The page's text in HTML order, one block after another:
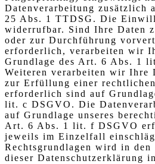
Datenverarbeitung zusätzlich
25 Abs. 1 TTDSG. Die
widerrufbar. Sind Ihre Daten
oder zur Durchführung
erforderlich, verarbeiten wir
Grundlage des Art. 6 Abs. 1
Weiteren verarbeiten wir Ihre
zur Erfüllung einer
erforderlich sind auf
lit. c DSGVO. Die
auf Grundlage unseres
Art. 6 Abs. 1 lit. f DSGVO
jeweils im Einzelfall
Rechtsgrundlagen wird in den
dieser Datenschutzerklärung